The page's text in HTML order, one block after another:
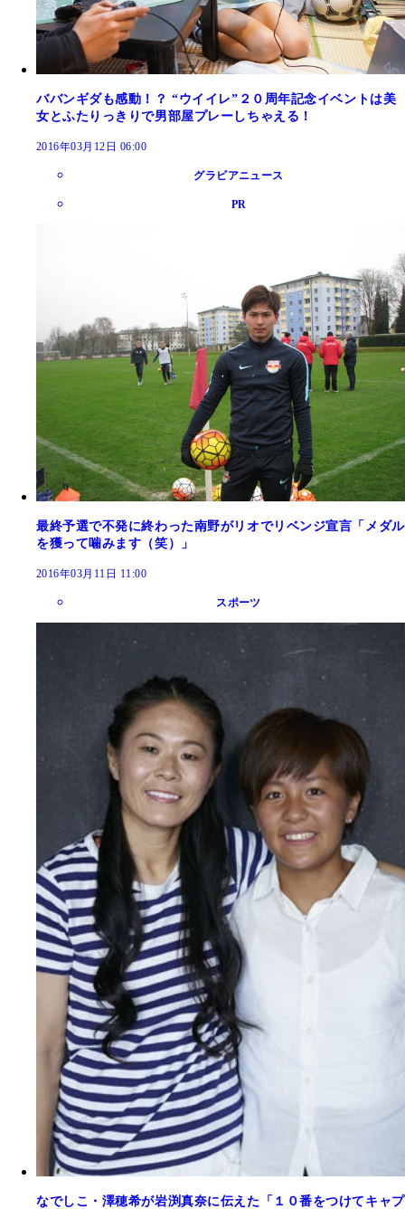
ババンギダも感動！？ “ウイイレ”２０周年記念イベントは美
女とふたりっきりで男部屋プレーしちゃえる！
2016年03月12日 06:00
グラビアニュース
PR
最終予選で不発に終わった南野がリオでリベンジ宣言「メダル
を獲って噛みます（笑）」
2016年03月11日 11:00
スポーツ
なでしこ・澤穂希が岩渕真奈に伝えた「１０番をつけてキャプ